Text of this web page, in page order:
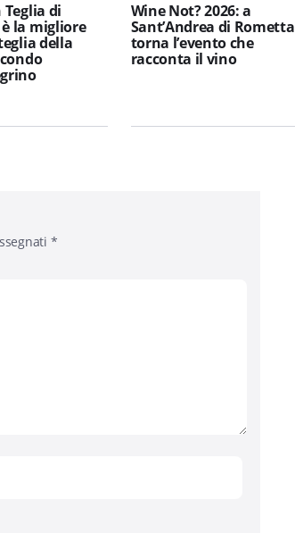
Teglia di
la migliore
della
Wine Not? 2026: a
Sant’Andrea di Rometta
torna l’evento che
racconta il vino
*